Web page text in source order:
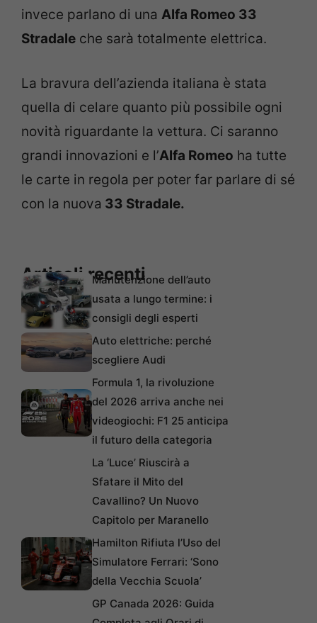
invece parlano di una Alfa Romeo 33
Stradale che sarà totalmente elettrica.
La bravura dell’azienda italiana è stata
quella di celare quanto più possibile ogni
novità riguardante la vettura. Ci saranno
grandi innovazioni e l’Alfa Romeo ha tutte
le carte in regola per poter far parlare di sé
con la nuova 33 Stradale.
Articoli recentiManutenzione dell’auto
usata a lungo termine: i
consigli degli esperti
Auto elettriche: perché
scegliere Audi
Formula 1, la rivoluzione
del 2026 arriva anche nei
videogiochi: F1 25 anticipa
il futuro della categoria
La ‘Luce’ Riuscirà a
Sfatare il Mito del
Cavallino? Un Nuovo
Capitolo per Maranello
Hamilton Rifiuta l’Uso del
Simulatore Ferrari: ‘Sono
della Vecchia Scuola’
GP Canada 2026: Guida